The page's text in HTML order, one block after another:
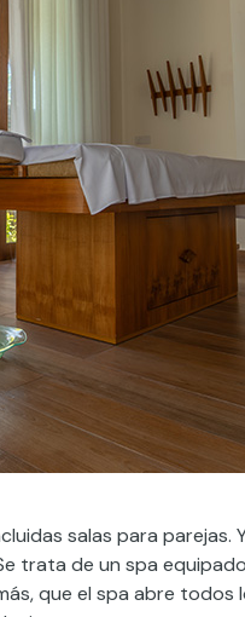
salas para parejas.
trata de un spa
que el spa abre todos